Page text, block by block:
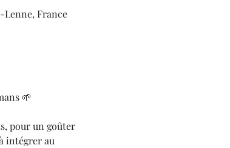
Lenne, France
🌱
pour un goûter
intégrer au